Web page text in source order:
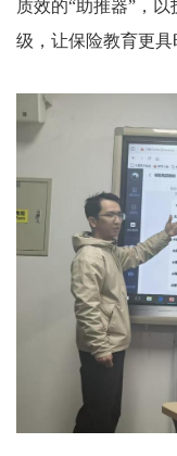
质效的“助推器”，
级，让保险教育更具